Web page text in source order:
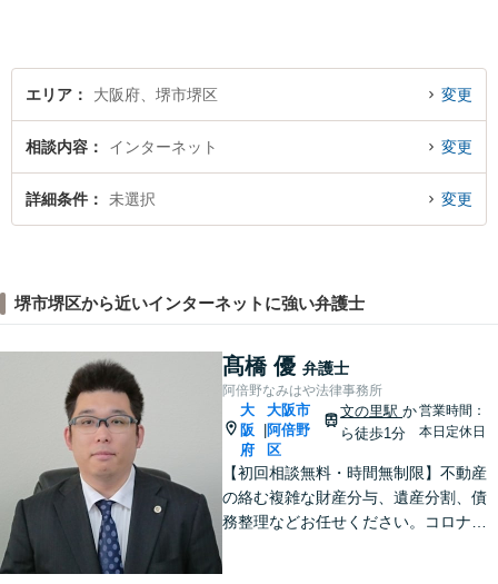
います。
エリア 大阪府、堺市堺区 変更
相談内容 インターネット 変更
詳細条件 未選択 変更
堺市堺区から近いインターネットに強い弁護士
髙橋 優 弁護士
阿倍野なみはや法律事務所
大
阪
府
大阪市
阿倍野
区
文の里駅か
ら徒歩1分
営業時間：
本日定休日
【初回相談無料・時間無制限】不動産
の絡む複雑な財産分与、遺産分割、債
務整理などお任せください。コロナ禍